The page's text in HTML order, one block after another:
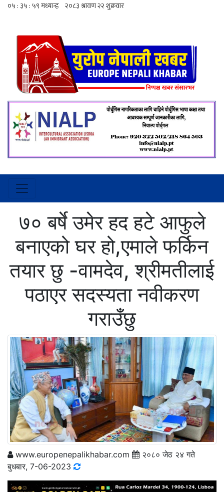
७० बर्षे उमेर हद हटे आफुले
बनाएको घर हो,एमाले फर्किन
तयार छु -वामदेव, श्रीमतीलाई
पठाएर सदस्यता नवीकरण
गराउँछु
www.europenepalikhabar.com
२०८० जेठ २४ गते
बुधबार, 7-06-2023